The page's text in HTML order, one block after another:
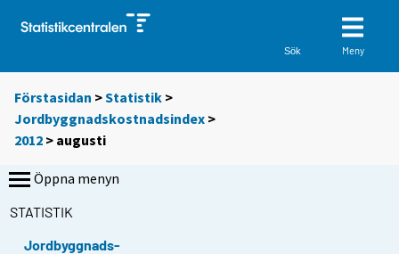
Sök Meny
Förstasidan >Statistik >
Jordbyggnadskostnadsindex >
2012 > augusti
Öppna menyn
STATISTIK
Jordbyggnads-